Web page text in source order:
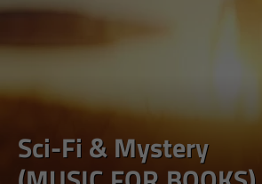
Sci-Fi & Mystery